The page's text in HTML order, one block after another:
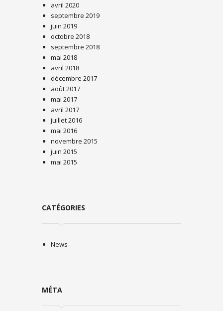
avril 2020
septembre 2019
juin 2019
octobre 2018
septembre 2018
mai 2018
avril 2018
décembre 2017
août 2017
mai 2017
avril 2017
juillet 2016
mai 2016
novembre 2015
juin 2015
mai 2015
CATÉGORIES
News
MÉTA